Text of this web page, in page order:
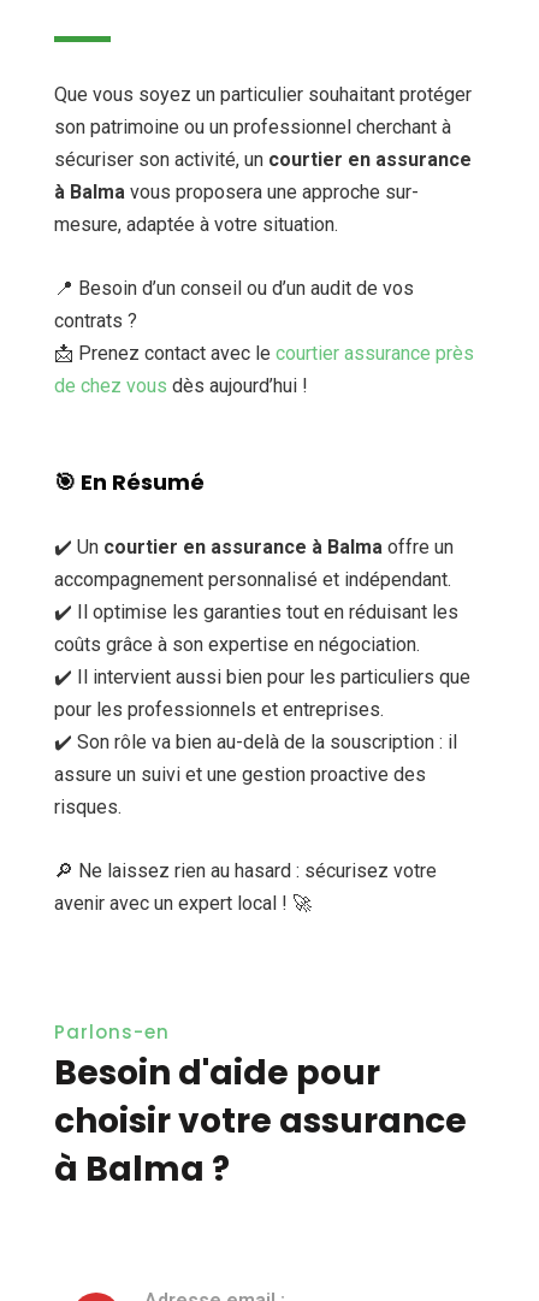
Que vous soyez un particulier souhaitant protéger
son patrimoine ou un professionnel cherchant à
sécuriser son activité, un courtier en assurance
à Balma vous proposera une approche sur-
mesure, adaptée à votre situation.
📍 Besoin d’un conseil ou d’un audit de vos
contrats ?
📩 Prenez contact avec le courtier assurance près
de chez vous dès aujourd’hui !
🎯 En Résumé
✔️ Un courtier en assurance à Balma offre un
accompagnement personnalisé et indépendant.
✔️ Il optimise les garanties tout en réduisant les
coûts grâce à son expertise en négociation.
✔️ Il intervient aussi bien pour les particuliers que
pour les professionnels et entreprises.
✔️ Son rôle va bien au-delà de la souscription : il
assure un suivi et une gestion proactive des
risques.
🔎 Ne laissez rien au hasard : sécurisez votre
avenir avec un expert local ! 🚀
Parlons-en
Besoin d'aide pour
choisir votre assurance
à Balma ?